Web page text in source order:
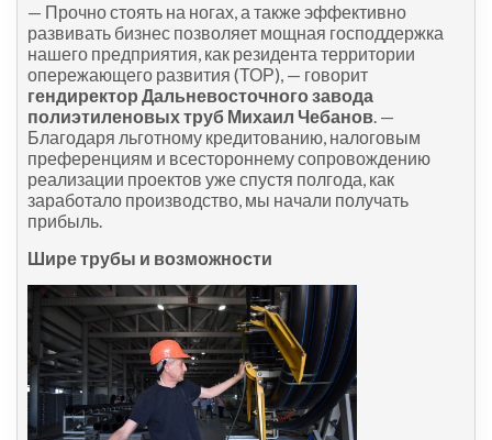
— Прочно стоять на ногах, а также эффективно
развивать бизнес позволяет мощная господдержка
нашего предприятия, как резидента территории
опережающего развития (ТОР), — говорит
гендиректор Дальневосточного завода
полиэтиленовых труб Михаил Чебанов. —
Благодаря льготному кредитованию, налоговым
преференциям и всестороннему сопровождению
реализации проектов уже спустя полгода, как
заработало производство, мы начали получать
прибыль.
Шире трубы и возможности